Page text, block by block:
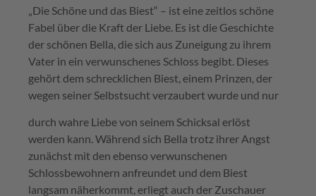
„Die Schöne und das Biest“ – ist eine zeitlos schöne
Fabel über die Kraft der Liebe. Es ist die Geschichte
der schönen Bella, die sich aus Zuneigung zu ihrem
Vater in ein verwunschenes Schloss begibt. Dieses
gehört dem schrecklichen Biest, einem Prinzen, der
wegen seiner Selbstsucht verzaubert wurde und nur
durch wahre Liebe von seinem Schicksal erlöst
werden kann. Während sich Bella trotz ihrer Angst
zunächst mit den ebenso verwunschenen
Schlossbewohnern anfreundet und dem Biest
langsam näherkommt, erliegt auch der Zuschauer